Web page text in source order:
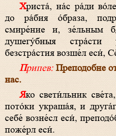
Христа́, на́с ра́ди во́лею смири́вшагося да́же
до ра́бия о́браза,
смире́ние и, зе́льным
душегу́бныя
безстра́стия возше́л еси́,
Припев: Преподобне
нас.
Яко свети́льник све́та, твою́ ду́шу сле́зными
пото́ки украша́я, и
себе́ возне́сл еси́,
поже́рл еси́.